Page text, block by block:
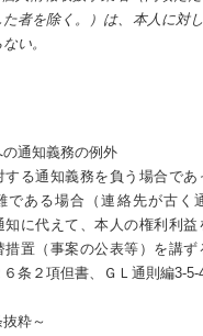
た者を除く。）は、本人に対
い。
の通知義務の例外
する通知義務を負う場合であ
である場合（連絡先が古く
知に代えて、本人の権利利益
措置（事案の公表等）を講
条２項但書、ＧＬ通則編3-5-
粋～